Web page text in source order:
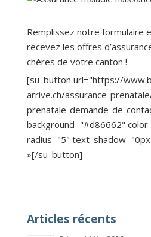
Remplissez notre formulaire
recevez les offres
chères de votre canton !
[su_button url="https://
arrive.ch/assurance-
prenatale-demande-de-
background="#d86662"
radius="5"
»[/su_button]
Articles récents